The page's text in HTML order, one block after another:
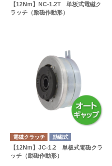
【12Nm】NC-1.2T 単板式電磁ク
ラッチ（励磁作動形）
電磁クラッチ 励磁式
【12Nm】JC-1.2 単板式電磁クラ
ッチ（励磁作動形）